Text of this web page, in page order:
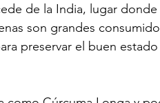
de la India, lugar
son grandes
preservar el buen